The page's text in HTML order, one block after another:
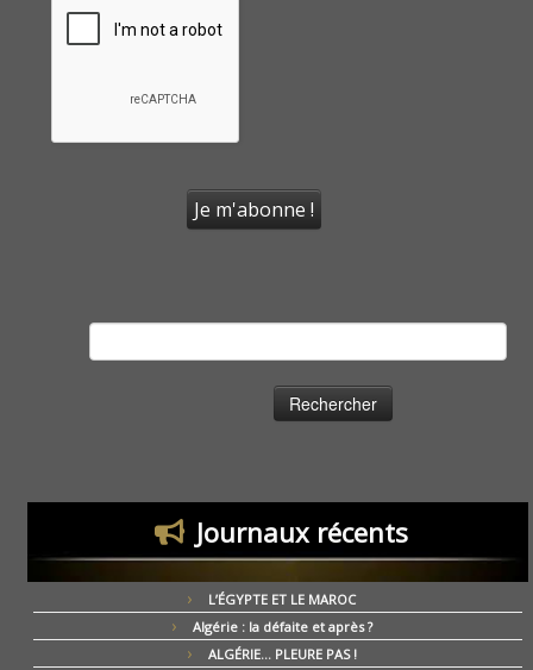
Journaux récents
L’ÉGYPTE ET LE MAROC
Algérie : la défaite et après ?
ALGÉRIE… PLEURE PAS !